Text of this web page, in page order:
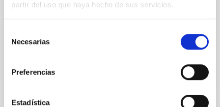
partir del uso que haya hecho de sus servicios.
Necesarias
Preferencias
Estadística
Sarrato-Alós, J. et al.